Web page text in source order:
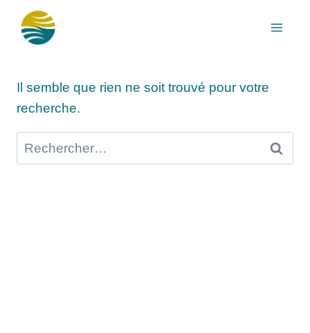
Il semble que rien ne soit trouvé pour votre
recherche.
Rechercher :